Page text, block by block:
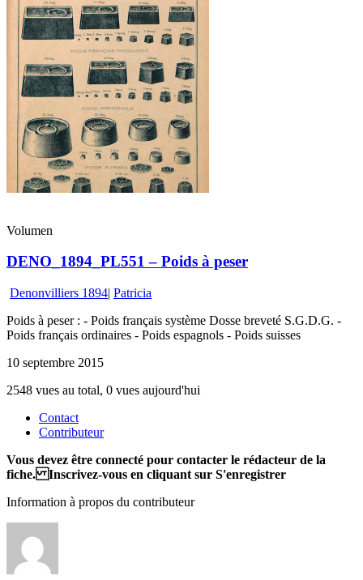
Volumen
DENO_1894_PL551 – Poids à peser
Denonvilliers 1894| Patricia
Poids à peser : - Poids français système Dosse breveté S.G.D.G. -
Poids français ordinaires - Poids espagnols - Poids suisses
10 septembre 2015
2548 vues au total, 0 vues aujourd'hui
Contact
Contributeur
Vous devez être connecté pour contacter le rédacteur de la
fiche. Inscrivez-vous en cliquant sur S'enregistrer
Information à propos du contributeur